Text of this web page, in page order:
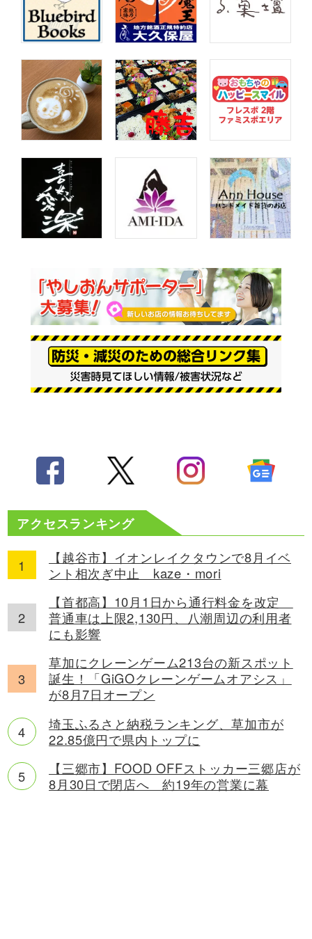
アクセスランキング
【越谷市】イオンレイクタウンで8月イベ
ント相次ぎ中止 kaze・mori
【首都高】10月1日から通行料金を改定
普通車は上限2,130円、八潮周辺の利用者
にも影響
草加にクレーンゲーム213台の新スポット
誕生！「GiGOクレーンゲームオアシス」
が8月7日オープン
埼玉ふるさと納税ランキング、草加市が
22.85億円で県内トップに
【三郷市】FOOD OFFストッカー三郷店が
8月30日で閉店へ 約19年の営業に幕